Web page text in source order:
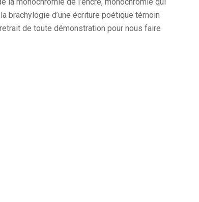
brachylogie d’une écriture poétique témoin
de toute démonstration pour nous faire